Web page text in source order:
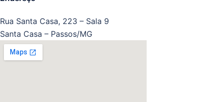
Rua Santa Casa, 223 – Sala 9
Santa Casa – Passos/MG